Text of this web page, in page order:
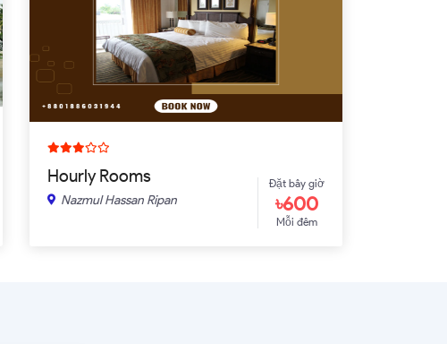
Hourly Rooms
Nazmul Hassan Ripan
Đặt bây giờ
৳600
Mỗi đêm